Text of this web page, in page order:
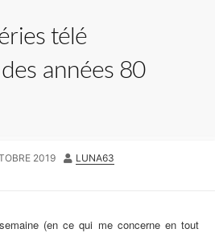
télé
années 80
2019
A
LUNA63
(en ce qui me concerne en tout